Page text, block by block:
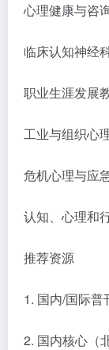
心理健康与咨
临床认知神经
职业生涯发展
工业与组织心
危机心理与应
认知、心理和
推荐资源
1. 国内/国际普
2. 国内核心（